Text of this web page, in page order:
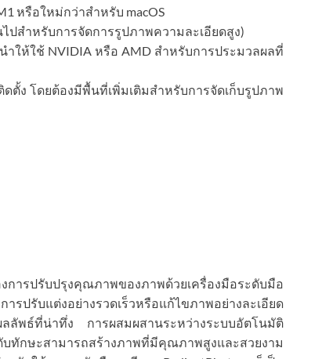
หรือใหม่กว่าสำหรับ macOS
ปสำหรับการจัดการรูปภาพความละเอียดสูง)
ำให้ใช้ NVIDIA หรือ AMD สำหรับการประมวลผลที่
ตั้ง โดยต้องมีพื้นที่เพิ่มเติมสำหรับการจัดเก็บรูปภาพ
การปรับปรุงคุณภาพของภาพด้วยเครื่องมือระดับมือ
รับแต่งอย่างรวดเร็วหรือแก้ไขภาพอย่างละเอียด
ลัพธ์ที่น่าทึ่ง การผสมผสานระหว่างระบบอัตโนมัติ
ทักษะสามารถสร้างภาพที่มีคุณภาพสูงและสวยงาม